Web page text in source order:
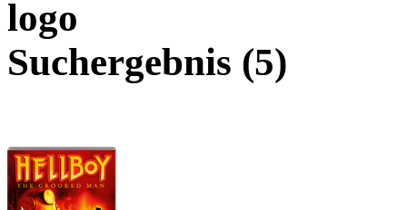
Suchergebnis (5)